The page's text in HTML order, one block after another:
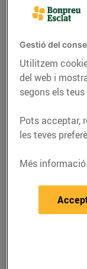
Boles de
codonyat,
Ingredients
formatge de
Gestió del
Utilitzem
del web i
segons els
Pots acceptar,
les teves
Més